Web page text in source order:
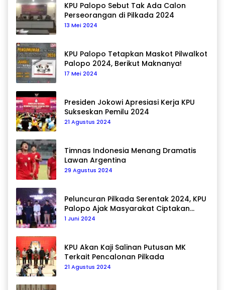
KPU Palopo Sebut Tak Ada Calon
Perseorangan di Pilkada 2024
13 Mei 2024
KPU Palopo Tetapkan Maskot Pilwalkot
Palopo 2024, Berikut Maknanya!
17 Mei 2024
Presiden Jokowi Apresiasi Kerja KPU
Sukseskan Pemilu 2024
21 Agustus 2024
Timnas Indonesia Menang Dramatis
Lawan Argentina
29 Agustus 2024
Peluncuran Pilkada Serentak 2024, KPU
Palopo Ajak Masyarakat Ciptakan
Pilkada Damai
1 Juni 2024
KPU Akan Kaji Salinan Putusan MK
Terkait Pencalonan Pilkada
21 Agustus 2024